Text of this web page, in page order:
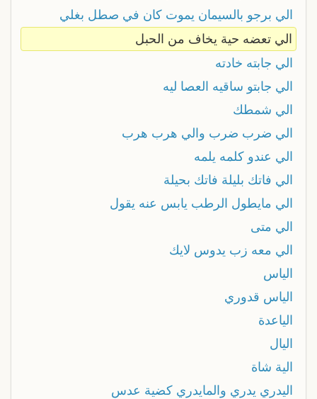
الي برجو بالسيمان يموت كان في صطل بغلي
الي تعضه حية يخاف من الحبل
الي جابته خادته
الي جابتو ساقيه العصا ليه
الي شمطك
الي ضرب ضرب والي هرب هرب
الي عندو كلمه يلمه
الي فاتك بليلة فاتك بحيلة
الي مايطول الرطب يابس عنه يقول
الي متى
الي معه زب يدوس لايك
الياس
الياس قدوري
الياعدة
اليال
الية شاة
اليدري يدري والمايدري كضية عدس